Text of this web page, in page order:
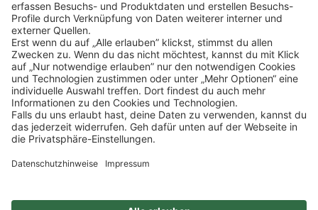
Klickehier, um alle offenen Jobs zu sehen.
Impressum Datenschutz
Privatsphäre-Einstellungen
FAQ
Veranstaltungen
Sitemap